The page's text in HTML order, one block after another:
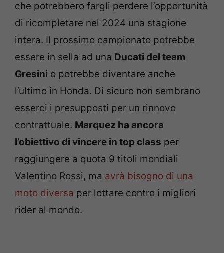
che potrebbero fargli perdere l’opportunità
di ricompletare nel 2024 una stagione
intera. Il prossimo campionato potrebbe
essere in sella ad una Ducati del team
Gresini o potrebbe diventare anche
l’ultimo in Honda. Di sicuro non sembrano
esserci i presupposti per un rinnovo
contrattuale. Marquez ha ancora
l’obiettivo di vincere in top class per
raggiungere a quota 9 titoli mondiali
Valentino Rossi, ma avrà bisogno di una
moto diversa per lottare contro i migliori
rider al mondo.